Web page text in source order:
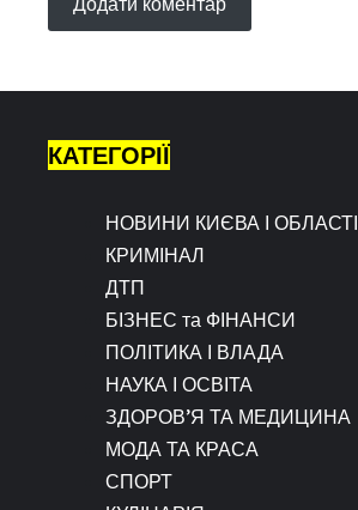
КАТЕГОРІЇ
НОВИНИ КИЄВА І ОБЛАСТІ
КРИМІНАЛ
ДТП
БІЗНЕС та ФІНАНСИ
ПОЛІТИКА І ВЛАДА
НАУКА І ОСВІТА
ЗДОРОВ’Я ТА МЕДИЦИНА
МОДА ТА КРАСА
СПОРТ